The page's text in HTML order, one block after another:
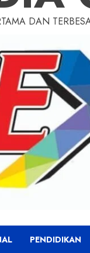
DAN
PENDIDIKAN